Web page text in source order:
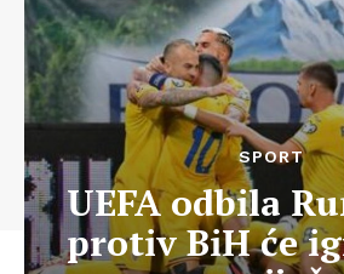
SPORT
UEFA odbila
protiv BiH će